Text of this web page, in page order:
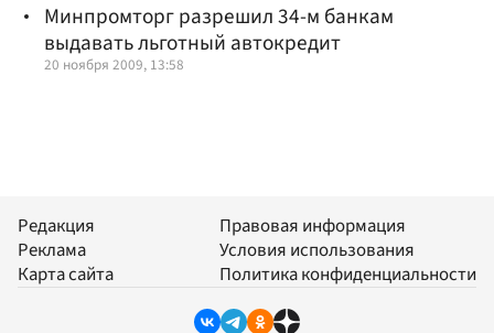
Минпромторг разрешил 34-м банкам
выдавать льготный автокредит
20 ноября 2009, 13:58
Редакция
Реклама
Карта сайта
Правовая информация
Условия использования
Политика конфиденциальности